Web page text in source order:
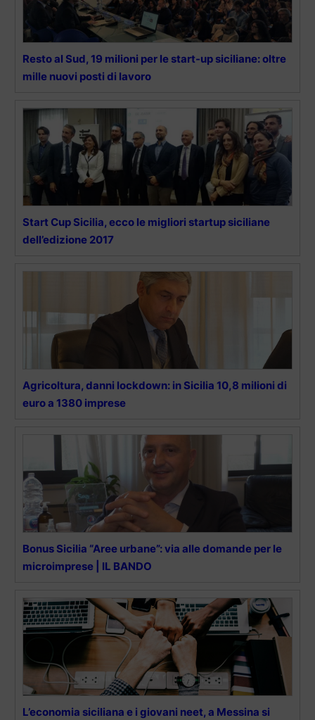
Resto al Sud, 19 milioni per le start-up siciliane: oltre
mille nuovi posti di lavoro
Start Cup Sicilia, ecco le migliori startup siciliane
dell’edizione 2017
Agricoltura, danni lockdown: in Sicilia 10,8 milioni di
euro a 1380 imprese
Bonus Sicilia “Aree urbane”: via alle domande per le
microimprese | IL BANDO
L’economia siciliana e i giovani neet, a Messina si